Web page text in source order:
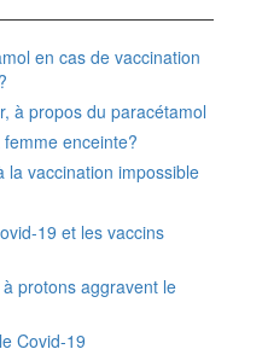
en cas de vaccination
à propos du paracétamol
enceinte?
la vaccination impossible
19 et les vaccins
protons aggravent le
Covid-19